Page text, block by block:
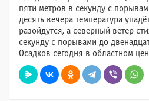
пяти метров в секунду с
десять вечера температура
разойдутся, а северный ветер
секунду с порывами до
Осадков сегодня в областном